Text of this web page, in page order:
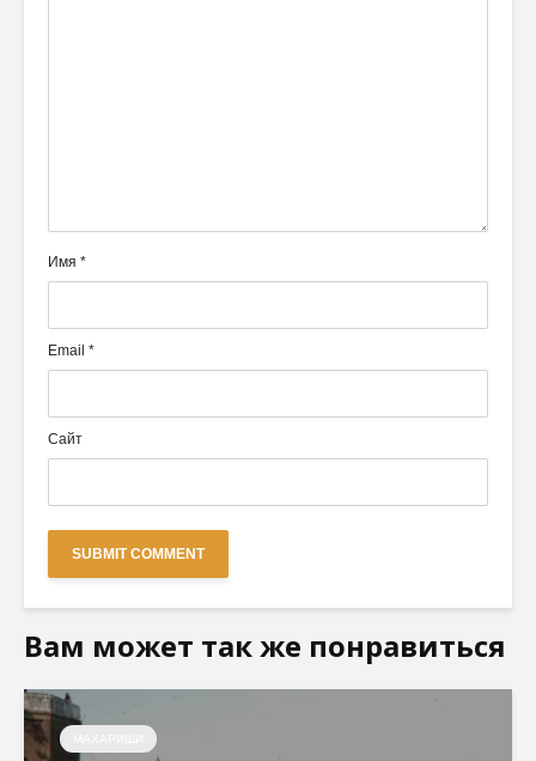
Имя *
Email *
Сайт
Вам может так же понравиться